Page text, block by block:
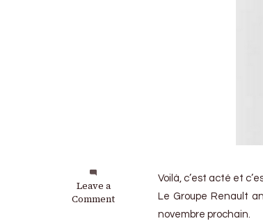
Leave a
Comment
on
Gilles
Voilà, c’est acté et
Le Groupe Renault
novembre prochain.